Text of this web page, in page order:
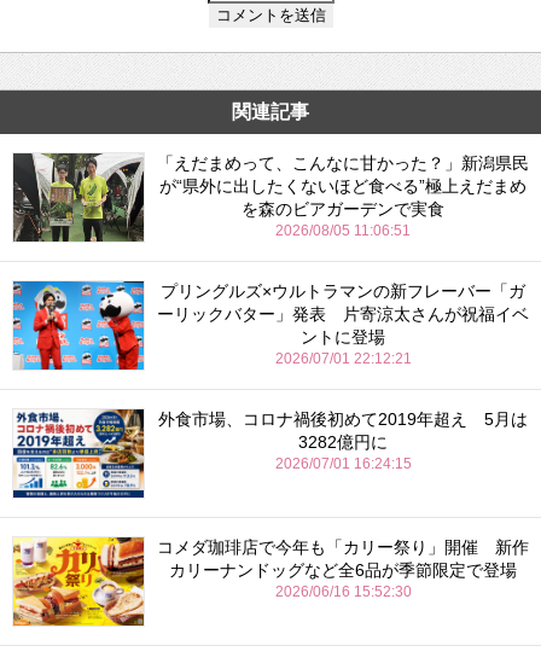
関連記事
「えだまめって、こんなに甘かった？」新潟県民
が“県外に出したくないほど食べる”極上えだまめ
を森のビアガーデンで実食
2026/08/05 11:06:51
プリングルズ×ウルトラマンの新フレーバー「ガ
ーリックバター」発表 片寄涼太さんが祝福イベ
ントに登場
2026/07/01 22:12:21
外食市場、コロナ禍後初めて2019年超え 5月は
3282億円に
2026/07/01 16:24:15
コメダ珈琲店で今年も「カリー祭り」開催 新作
カリーナンドッグなど全6品が季節限定で登場
2026/06/16 15:52:30